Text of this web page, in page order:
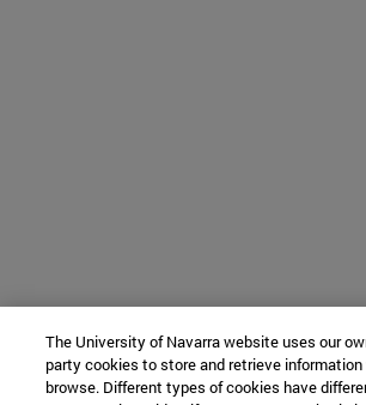
The University of Navarra website uses our
party cookies to store and retrieve information
browse. Different types of cookies have